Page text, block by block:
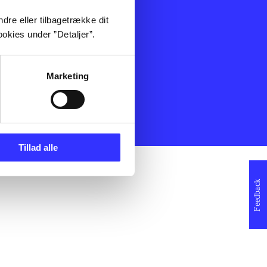
eller tilbagetrække dit
under ”Detaljer”.
Marketing
Tillad alle
Feedback
Film
Musik